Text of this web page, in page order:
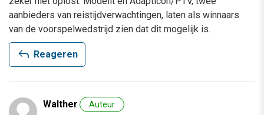
aanbieders van reistijdverwachtingen, laten als winnaars
van de voorspelwedstrijd zien dat dit mogelijk is.
reply Reageren
Walther
Auteur